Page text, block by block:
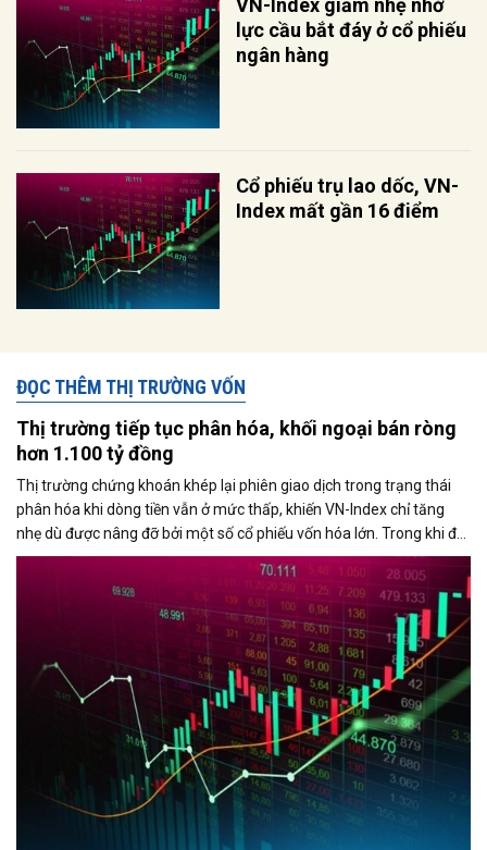
VN-Index giảm nhẹ nhờ
lực cầu bắt đáy ở cổ phiếu
ngân hàng
Cổ phiếu trụ lao dốc, VN-
Index mất gần 16 điểm
ĐỌC THÊM THỊ TRƯỜNG VỐN
Thị trường tiếp tục phân hóa, khối ngoại bán ròng
hơn 1.100 tỷ đồng
Thị trường chứng khoán khép lại phiên giao dịch trong trạng thái
phân hóa khi dòng tiền vẫn ở mức thấp, khiến VN-Index chỉ tăng
nhẹ dù được nâng đỡ bởi một số cổ phiếu vốn hóa lớn. Trong khi đó,
áp lực bán từ khối ngoại gia tăng mạnh vào cuối phiên, với giá trị
bán ròng vượt 1.100 tỷ đồng trên sàn HoSE.